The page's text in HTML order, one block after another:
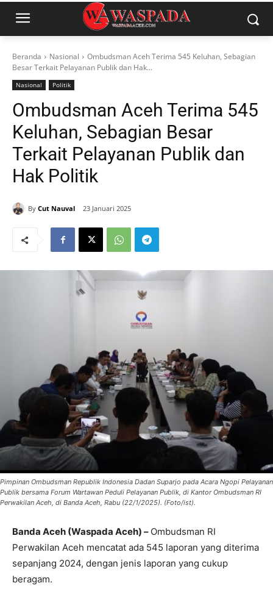
Beranda Nasional
Ombudsman Aceh Terima 545 Keluhan, Sebagian
Besar Terkait Pelayanan Publik dan Hak...
Nasional Politik
Ombudsman Aceh Terima 545
Keluhan, Sebagian Besar
Terkait Pelayanan Publik dan
Hak Politik
By Cut Nauval 23 Januari 2025
Pimpinan Ombudsman Republik Indonesia Dadan Suparjo pada Acara Ngopi Pelayanan
Publik bersama Forum Wartawan Peduli Pelayanan Publik, di Kantor Ombudsman RI
Perwakilan Aceh, di Banda Aceh, Rabu (22/1/2025). (Foto/ist).
Banda Aceh (Waspada Aceh) – Ombudsman RI
Perwakilan Aceh mencatat ada 545 laporan yang diterima
sepanjang 2024, dengan jenis laporan yang cukup
beragam.